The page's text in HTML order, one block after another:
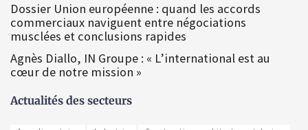
Dossier Union européenne : quand les accords
commerciaux naviguent entre négociations
musclées et conclusions rapides
Agnès Diallo, IN Groupe : « L’international est au
cœur de notre mission »
Actualités des secteurs